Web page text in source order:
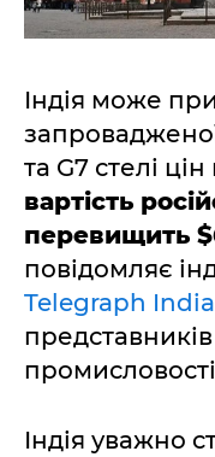
Індія може
та G7 стелі
вартість
перевищить
повідомляє
Telegraph India
промисловості
Індія уважно